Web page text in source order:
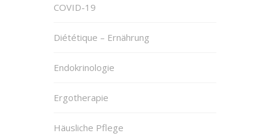
COVID-19
Diététique – Ernährung
Endokrinologie
Ergotherapie
Häusliche Pflege